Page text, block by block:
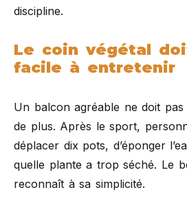
discipline.
Le coin végétal
facile à entretenir
Un balcon agréable ne doit
de plus. Après le sport,
déplacer dix pots, d’éponger
quelle plante a trop séché. Le
reconnaît à sa simplicité.